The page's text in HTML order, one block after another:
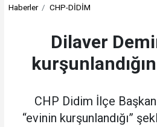
Haberler CHP-DİDİM
Dilaver
CHP Didim İlçe
“evinin kurşunlandığı”